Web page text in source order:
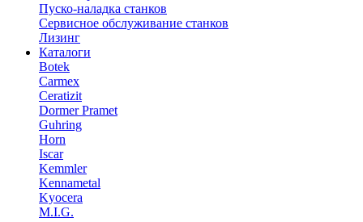
Пуско-наладка станков
Сервисное обслуживание станков
Лизинг
Каталоги
Botek
Carmex
Ceratizit
Dormer Pramet
Guhring
Horn
Iscar
Kemmler
Kennametal
Kyocera
M.I.G.